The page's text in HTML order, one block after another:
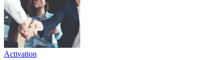
Activation